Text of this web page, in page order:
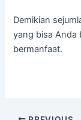
Demikian
yang bisa Anda
bermanfaat.